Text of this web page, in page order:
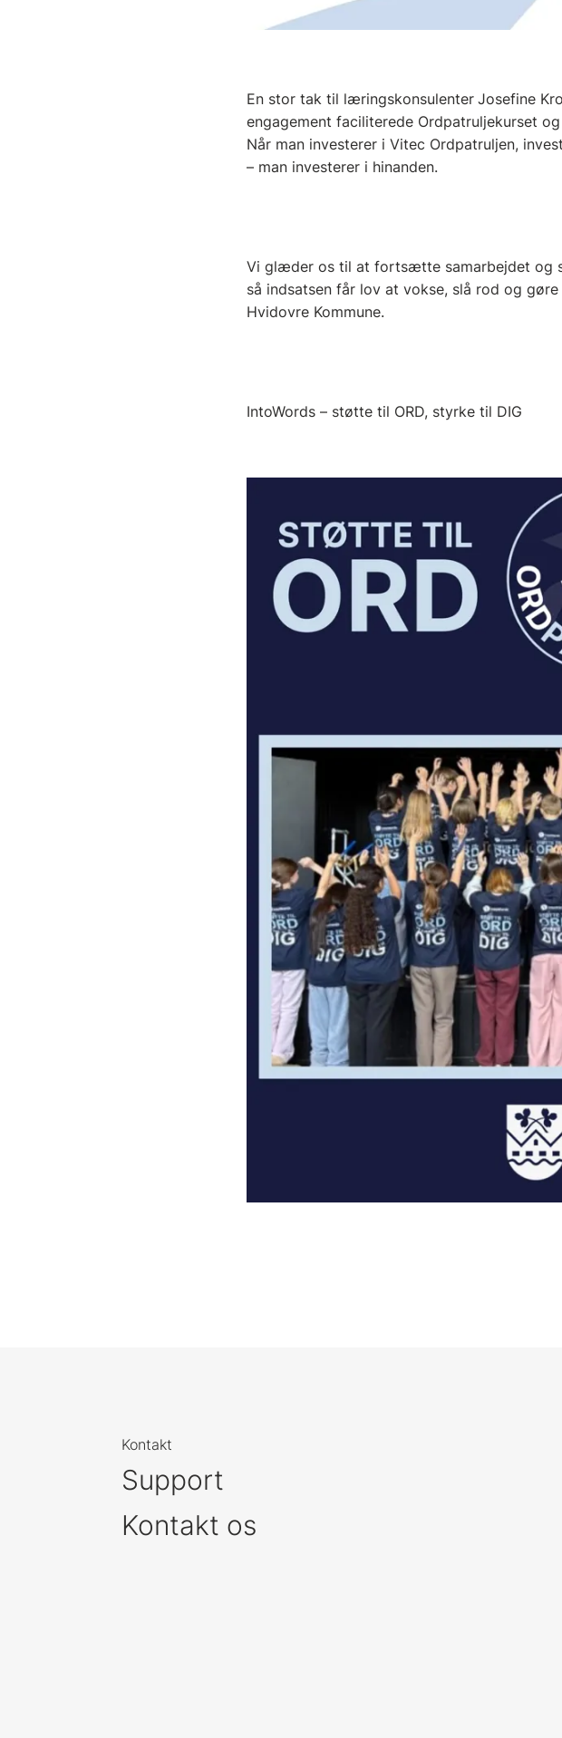
En stor tak til læringskonsulenter Josefine
engagement faciliterede Ordpatruljekurset
Når man investerer i Vitec Ordpatruljen,
– man investerer i hinanden.
Vi glæder os til at fortsætte samarbejdet og
så indsatsen får lov at vokse, slå rod og
Hvidovre Kommune.
IntoWords – støtte til ORD, styrke til DIG
Kontakt
Support
Kontakt os